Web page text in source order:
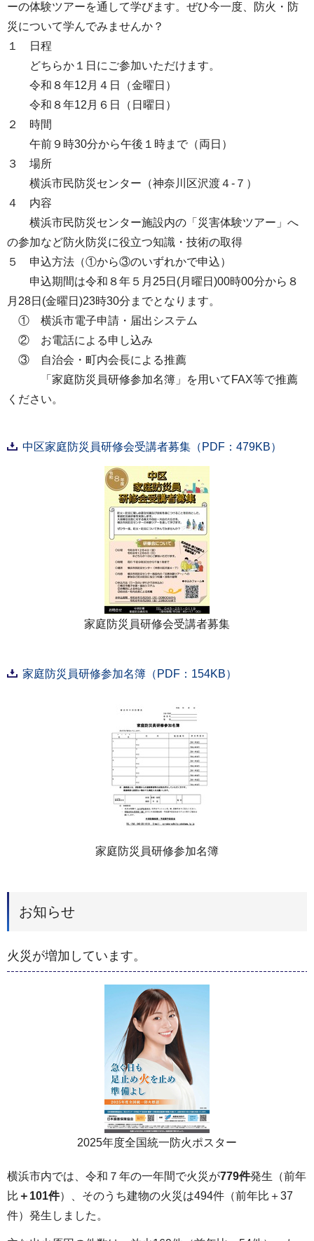
ーの体験ツアーを通して学びます。ぜひ今一度、防火・防
災について学んでみませんか？
１ 日程
どちらか１日にご参加いただけます。
令和８年12月４日（金曜日）
令和８年12月６日（日曜日）
２ 時間
午前９時30分から午後１時まで（両日）
３ 場所
横浜市民防災センター（神奈川区沢渡４-７）
４ 内容
横浜市民防災センター施設内の「災害体験ツアー」へ
の参加など防火防災に役立つ知識・技術の取得
５ 申込方法（①から③のいずれかで申込）
申込期間は令和８年５月25日(月曜日)00時00分から８
月28日(金曜日)23時30分までとなります。
① 横浜市電子申請・届出システム
② お電話による申し込み
③ 自治会・町内会長による推薦
「家庭防災員研修参加名簿」を用いてFAX等で推薦
ください。
中区家庭防災員研修会受講者募集（PDF：479KB）
家庭防災員研修会受講者募集
家庭防災員研修参加名簿（PDF：154KB）
家庭防災員研修参加名簿
お知らせ
火災が増加しています。
2025年度全国統一防火ポスター
横浜市内では、令和７年の一年間で火災が779件発生（前年
比 ＋101件）、そのうち建物の火災は494件（前年比＋37
件）発生しました。